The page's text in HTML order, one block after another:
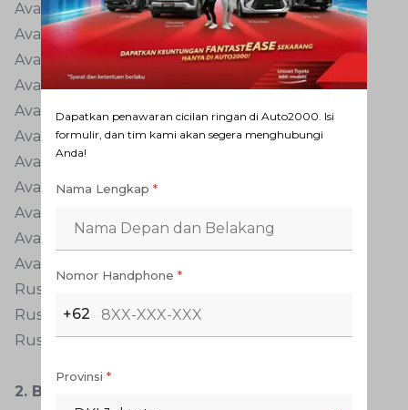
Avanza 1.3 Veloz A/T
Avanza 1.5 Veloz M/T
Avanza 1.5 Veloz A/T
Avanza 1.3 E STD A/T Lux
Avanza 1.3 E A/T Lux
Avanza 1.3 G M/T Lux
Avanza 1.3 G A/T Lux
Avanza 1.3 Veloz M/T Lux
Avanza 1.3 Veloz A/T Lux
Avanza 1.5 Veloz M/T Lux
Avanza 1.5 Veloz A/T Lux
Rush 1.5 G M/T
Rush 1.5 G A/T
Rush 1.5 G M/T Lux
2. Berangkat dari kebutuhan
Dapatkan penawaran cicilan ringan di Auto2000. Isi
formulir, dan tim kami akan segera menghubungi
Anda!
Nama Lengkap *
Nomor Handphone *
+62
Provinsi *